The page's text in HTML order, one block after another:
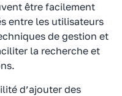
être facilement
entre les utilisateurs
de gestion et
la recherche et
d’ajouter des